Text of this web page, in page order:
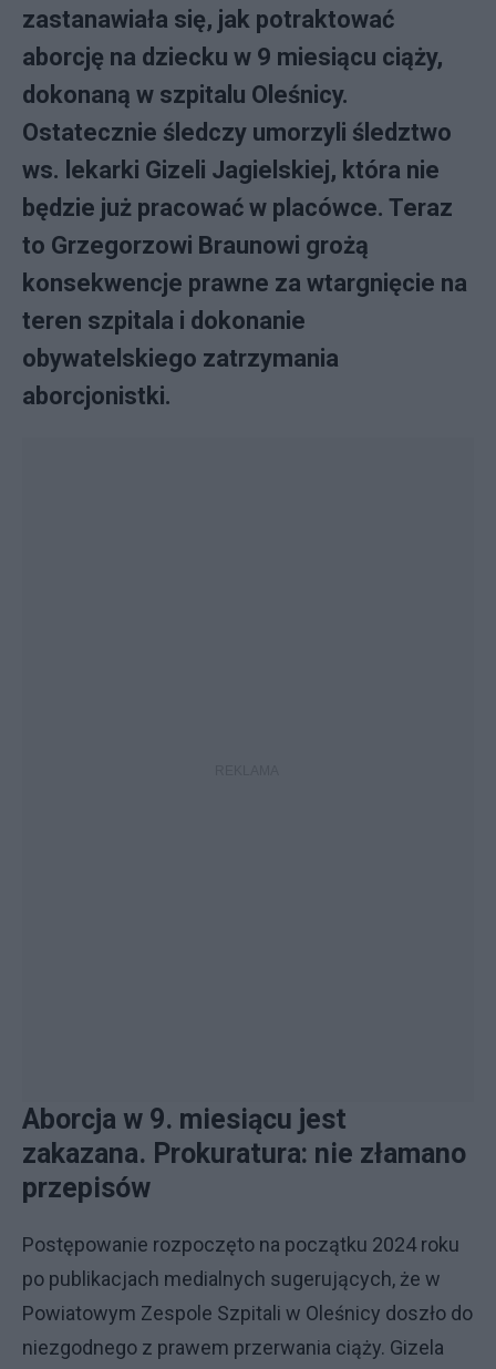
zastanawiała się, jak potraktować
aborcję na dziecku w 9 miesiącu ciąży,
dokonaną w szpitalu Oleśnicy.
Ostatecznie śledczy umorzyli śledztwo
ws. lekarki Gizeli Jagielskiej, która nie
będzie już pracować w placówce. Teraz
to Grzegorzowi Braunowi grożą
konsekwencje prawne za wtargnięcie na
teren szpitala i dokonanie
obywatelskiego zatrzymania
aborcjonistki.
Aborcja w 9. miesiącu jest
zakazana. Prokuratura: nie złamano
przepisów
Postępowanie rozpoczęto na początku 2024 roku
po publikacjach medialnych sugerujących, że w
Powiatowym Zespole Szpitali w Oleśnicy doszło do
niezgodnego z prawem przerwania ciąży. Gizela